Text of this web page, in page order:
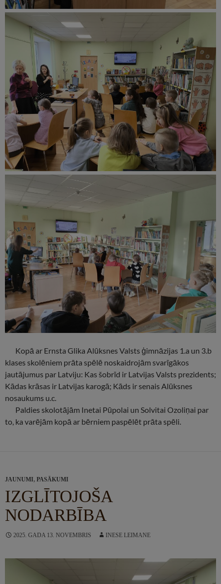
Kopā ar Ernsta Glika Alūksnes Valsts ģimnāzijas 1.a un 3.b
klases skolēniem prāta spēlē noskaidrojām svarīgākos
jautājumus par Latviju: Kas šobrīd ir Latvijas Valsts prezidents;
Kādas krāsas ir Latvijas karogā; Kāds ir senais Alūksnes
nosaukums u.c.
Paldies skolotājām Inetai Pūpolai un Solvitai Ozoliņai par
to, ka varējām kopā ar bērniem paspēlēt prāta spēli.
JAUNUMI, PASĀKUMI
IZGLĪTOJOŠA
NODARBĪBA
2025. GADA 13. NOVEMBRIS INESE LEIMANE